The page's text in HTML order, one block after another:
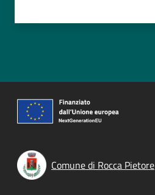
Comune di Rocca Pietore